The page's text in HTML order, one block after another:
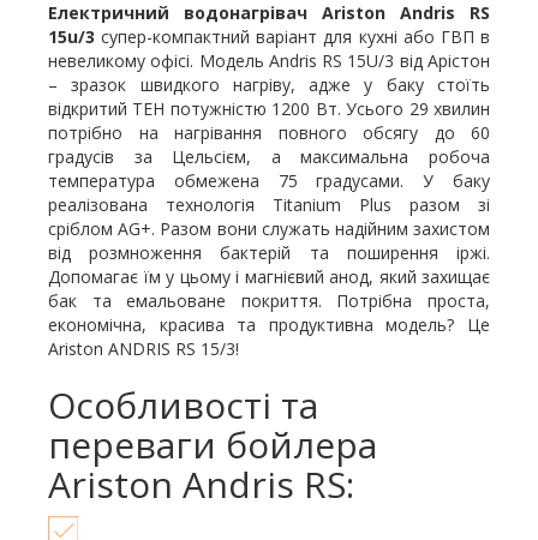
Електричний водонагрівач Ariston Andris RS
15u/3 супер-компактний варіант для кухні або ГВП в
невеликому офісі. Модель Andris RS 15U/3 від Арістон
– зразок швидкого нагріву, адже у баку стоїть
відкритий ТЕН потужністю 1200 Вт. Усього 29 хвилин
потрібно на нагрівання повного обсягу до 60
градусів за Цельсієм, а максимальна робоча
температура обмежена 75 градусами. У баку
реалізована технологія Titanium Plus разом зі
сріблом AG+. Разом вони служать надійним захистом
від розмноження бактерій та поширення іржі.
Допомагає їм у цьому і магнієвий анод, який захищає
бак та емальоване покриття. Потрібна проста,
економічна, красива та продуктивна модель? Це
Ariston ANDRIS RS 15/3!
Особливості та
переваги бойлера
Ariston Andris RS: